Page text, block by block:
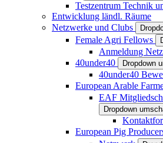
Testzentrum Technik
Entwicklung ländl. Räume
Netzwerke und Clubs
Female Agri Fellows
Anmeldung
40under40
Dropdown
40under40
European Arable
EAF
Dropdown
European Pig